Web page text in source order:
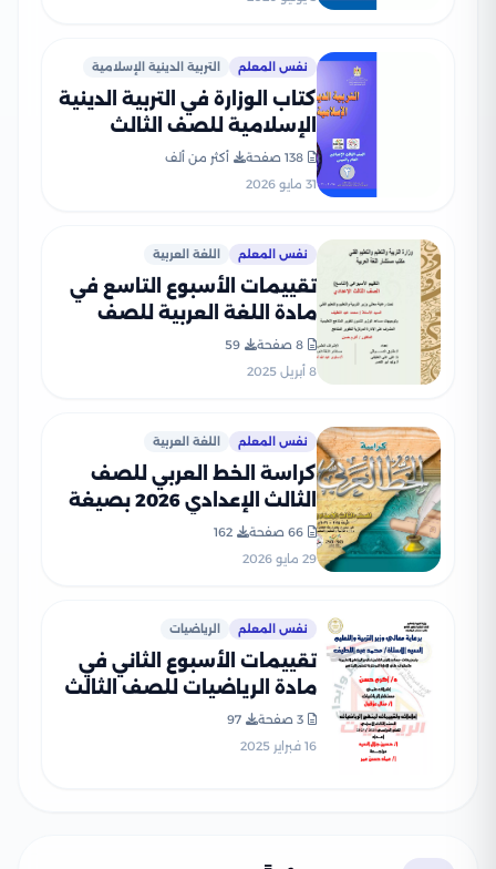
نفس المعلم التربية الدينية الإسلامية
كتاب الوزارة في التربية الدينية
الإسلامية للصف الثالث
الإعدادي 2026 بصيغة PDF
138 صفحة
أكثر من ألف
31 مايو 2026
نفس المعلم اللغة العربية
تقييمات الأسبوع التاسع في
مادة اللغة العربية للصف
الثالث الإعدادي الترم الثاني
2025 بصيغة PDF
8 صفحة
59
8 أبريل 2025
نفس المعلم اللغة العربية
كراسة الخط العربي للصف
الثالث الإعدادي 2026 بصيغة
PDF
66 صفحة
162
29 مايو 2026
نفس المعلم الرياضيات
تقييمات الأسبوع الثاني في
مادة الرياضيات للصف الثالث
بصيغة PDF
3 صفحة
97
16 فبراير 2025